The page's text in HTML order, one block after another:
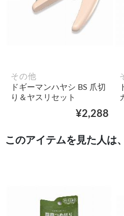
その他
ドギーマンハヤシ BS 爪切
り＆ヤスリセット
¥2,288
このアイテムを見た人は